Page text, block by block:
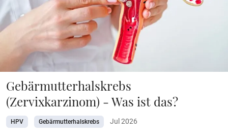
Gebärmutterhalskrebs
(Zervixkarzinom) - Was ist das?
HPV Gebärmutterhalskrebs Jul 2026